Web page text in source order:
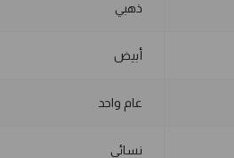
ذهبي
أبيض
عام واحد
نسائي